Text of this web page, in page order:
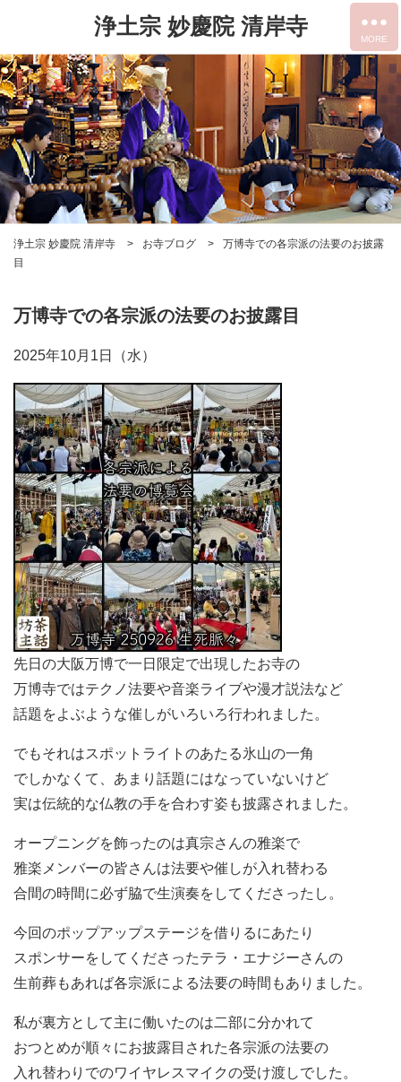
浄土宗 妙慶院 清岸寺
浄土宗 妙慶院 清岸寺 お寺ブログ
万博寺での各宗派の法要のお披露
目
万博寺での各宗派の法要のお披露目
2025年10月1日（水）
先日の大阪万博で一日限定で出現したお寺の
万博寺ではテクノ法要や音楽ライブや漫才説法など
話題をよぶような催しがいろいろ行われました。
でもそれはスポットライトのあたる氷山の一角
でしかなくて、あまり話題にはなっていないけど
実は伝統的な仏教の手を合わす姿も披露されました。
オープニングを飾ったのは真宗さんの雅楽で
雅楽メンバーの皆さんは法要や催しが入れ替わる
合間の時間に必ず脇で生演奏をしてくださったし。
今回のポップアップステージを借りるにあたり
スポンサーをしてくださったテラ・エナジーさんの
生前葬もあれば各宗派による法要の時間もありました。
私が裏方として主に働いたのは二部に分かれて
おつとめが順々にお披露目された各宗派の法要の
入れ替わりでのワイヤレスマイクの受け渡しでした。